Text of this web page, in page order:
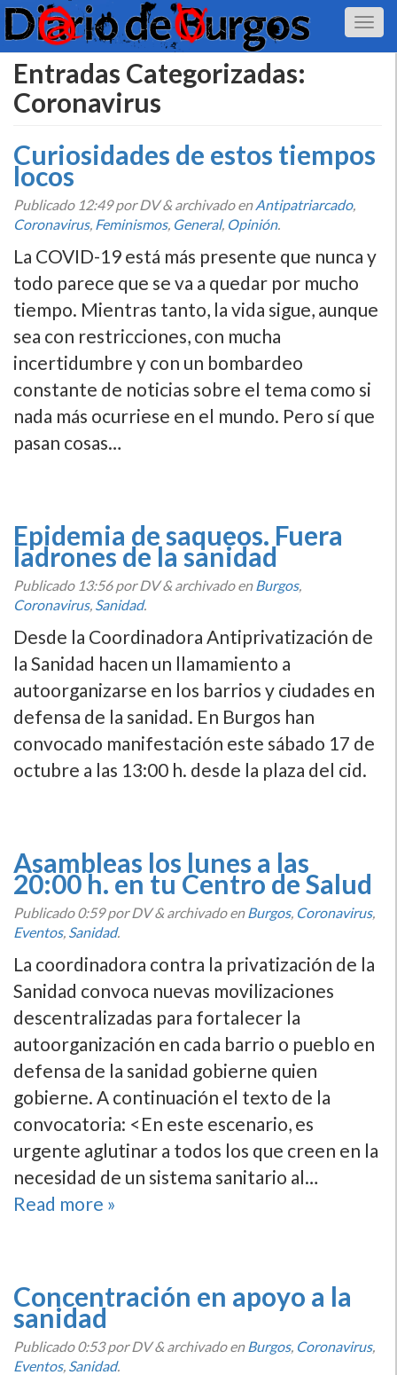
Entradas Categorizadas:
Coronavirus
Curiosidades de estos tiempos
locos
Publicado 12:49por DV&archivado enAntipatriarcado,
Coronavirus, Feminismos, General, Opinión.
La COVID-19 está más presente que nunca y
todo parece que se va a quedar por mucho
tiempo. Mientras tanto, la vida sigue, aunque
sea con restricciones, con mucha
incertidumbre y con un bombardeo
constante de noticias sobre el tema como si
nada más ocurriese en el mundo. Pero sí que
pasan cosas…
Epidemia de saqueos. Fuera
ladrones de la sanidad
Publicado 13:56por DV&archivado enBurgos,
Coronavirus, Sanidad.
Desde la Coordinadora Antiprivatización de
la Sanidad hacen un llamamiento a
autoorganizarse en los barrios y ciudades en
defensa de la sanidad. En Burgos han
convocado manifestación este sábado 17 de
octubre a las 13:00 h. desde la plaza del cid.
Asambleas los lunes a las
20:00 h. en tu Centro de Salud
Publicado0:59por DV&archivado enBurgos, Coronavirus,
Eventos, Sanidad.
La coordinadora contra la privatización de la
Sanidad convoca nuevas movilizaciones
descentralizadas para fortalecer la
autoorganización en cada barrio o pueblo en
defensa de la sanidad gobierne quien
gobierne. A continuación el texto de la
convocatoria: <En este escenario, es
urgente aglutinar a todos los que creen en la
necesidad de un sistema sanitario al…
Read more »
Concentración en apoyo a la
sanidad
Publicado0:53por DV&archivado enBurgos, Coronavirus,
Eventos, Sanidad.